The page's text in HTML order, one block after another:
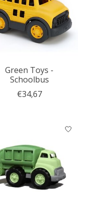
Green Toys -
Schoolbus
€34,67